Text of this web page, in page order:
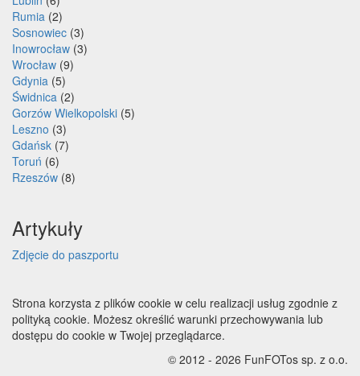
Rumia (2)
Sosnowiec (3)
Inowrocław (3)
Wrocław (9)
Gdynia (5)
Świdnica (2)
Gorzów Wielkopolski (5)
Leszno (3)
Gdańsk (7)
Toruń (6)
Rzeszów (8)
Artykuły
Zdjęcie do paszportu
Strona korzysta z plików cookie w celu realizacji usług zgodnie z
polityką cookie. Możesz określić warunki przechowywania lub
dostępu do cookie w Twojej przeglądarce.
© 2012 - 2026 FunFOTos sp. z o.o.